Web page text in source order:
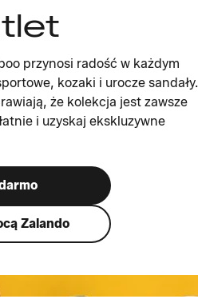
przynosi radość w każdym
kozaki i urocze sandały.
że kolekcja jest zawsze
i uzyskaj ekskluzywne
Zalando